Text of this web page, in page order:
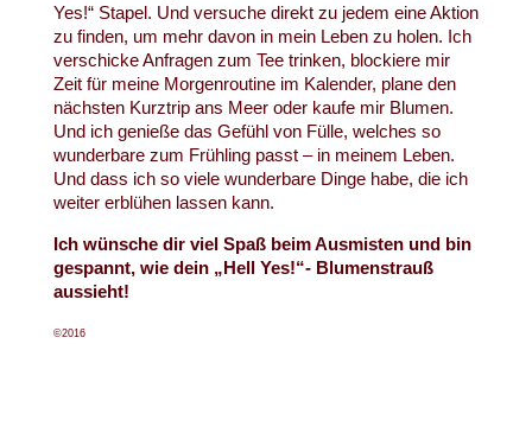
Yes!“ Stapel. Und versuche direkt zu jedem eine Aktion
zu finden, um mehr davon in mein Leben zu holen. Ich
verschicke Anfragen zum Tee trinken, blockiere mir
Zeit für meine Morgenroutine im Kalender, plane den
nächsten Kurztrip ans Meer oder kaufe mir Blumen.
Und ich genieße das Gefühl von Fülle, welches so
wunderbare zum Frühling passt – in meinem Leben.
Und dass ich so viele wunderbare Dinge habe, die ich
weiter erblühen lassen kann.
Ich wünsche dir viel Spaß beim Ausmisten und bin
gespannt, wie dein „Hell Yes!“- Blumenstrauß
aussieht!
©2016